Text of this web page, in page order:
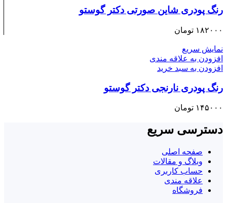
رنگ پودری شاین صورتی دکتر گوستو
۱۸۲۰۰۰ تومان
نمایش سریع
افزودن به علاقه مندی
افزودن به سبد خرید
رنگ پودری نارنجی دکتر گوستو
۱۴۵۰۰۰ تومان
دسترسی سریع
صفحه اصلی
وبلاگ و مقالات
حساب کاربری
علاقه مندی
فروشگاه